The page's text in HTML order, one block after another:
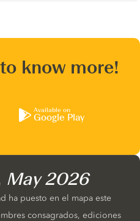
know more!
Available on
Google Play
May 2026
ha puesto en el mapa este
consagrados, ediciones